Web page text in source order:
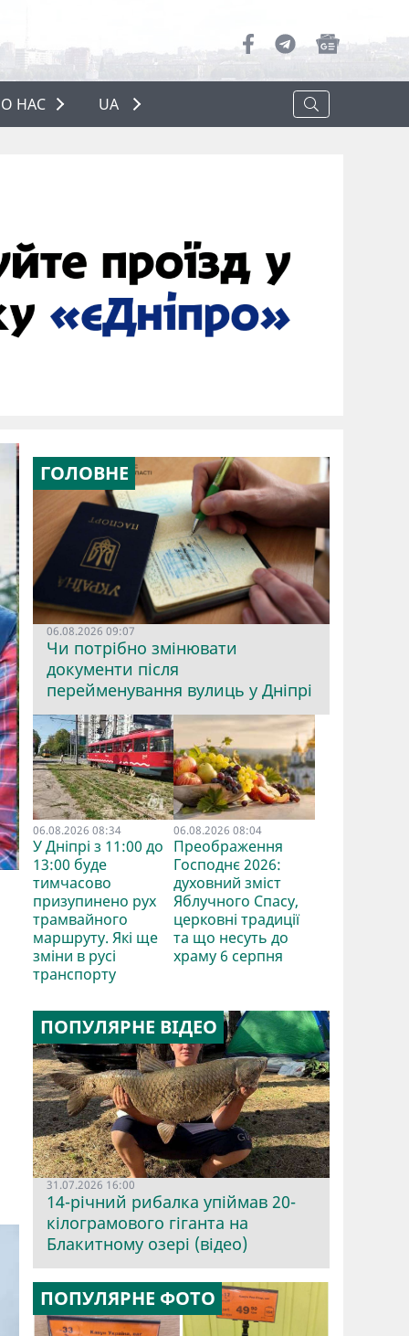
НАС
НАС
UA
ГОЛОВНЕ
06.08.2026 09:07
Чи потрібно змінювати
документи після
перейменування вулиць у Дніпрі
06.08.2026 08:34
У Дніпрі з 11:00 до
13:00 буде
тимчасово
призупинено рух
трамвайного
маршруту. Які ще
зміни в русі
транспорту
06.08.2026 08:04
Преображення
Господнє 2026:
духовний зміст
Яблучного Спасу,
церковні традиції
та що несуть до
храму 6 серпня
ПОПУЛЯРНЕ ВІДЕО
31.07.2026 16:00
14-річний рибалка упіймав 20-
кілограмового гіганта на
Блакитному озері (відео)
ПОПУЛЯРНЕ ФОТО